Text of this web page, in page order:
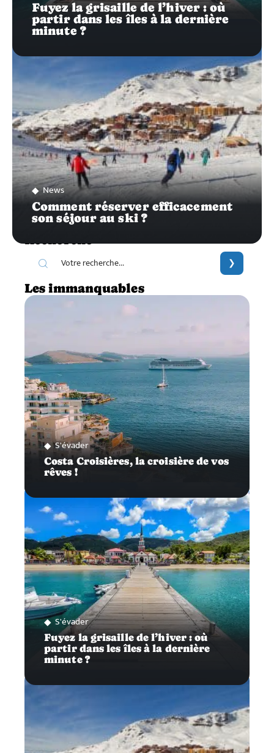
Fuyez la grisaille de l’hiver : où
partir dans les îles à la dernière
minute ?
News
Comment réserver efficacement
son séjour au ski ?
Recherche
Les immanquables
S'évader
Costa Croisières, la croisière de vos
rêves !
S'évader
Fuyez la grisaille de l’hiver : où
partir dans les îles à la dernière
minute ?